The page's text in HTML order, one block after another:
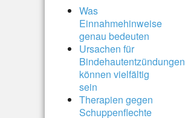
Was
Einnahmehinweise
genau bedeuten
Ursachen für
Bindehautentzündungen
können vielfältig
sein
Therapien gegen
Schuppenflechte